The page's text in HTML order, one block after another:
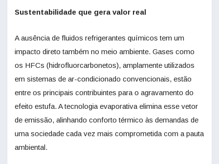
Sustentabilidade que gera valor real
A ausência de fluidos refrigerantes químicos tem um
impacto direto também no meio ambiente. Gases como
os HFCs (hidrofluorcarbonetos), amplamente utilizados
em sistemas de ar-condicionado convencionais, estão
entre os principais contribuintes para o agravamento do
efeito estufa. A tecnologia evaporativa elimina esse vetor
de emissão, alinhando conforto térmico às demandas de
uma sociedade cada vez mais comprometida com a pauta
ambiental.